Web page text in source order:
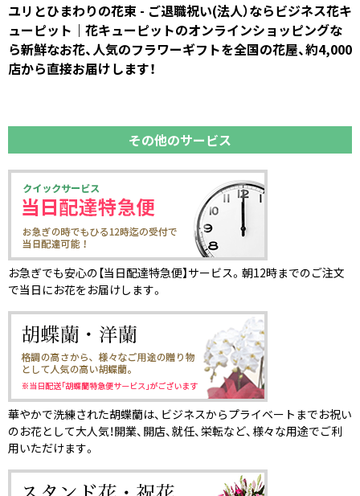
ユリとひまわりの花束 - ご退職祝い(法人）ならビジネス花キ
ューピット｜花キューピットのオンラインショッピングな
ら新鮮なお花、人気のフラワーギフトを全国の花屋、約4,000
店から直接お届けします！
その他のサービス
お急ぎでも安心の【当日配達特急便】サービス。朝12時までのご注文
で当日にお花をお届けします。
華やかで洗練された胡蝶蘭は、ビジネスからプライベートまでお祝い
のお花として大人気！開業、開店、就任、栄転など、様々な用途でご利
用いただけます。